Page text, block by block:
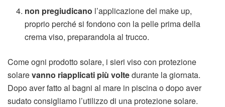
non pregiudicano l’applicazione del make up,
proprio perché si fondono con la pelle prima della
crema viso, preparandola al trucco.
Come ogni prodotto solare, i sieri viso con protezione
solarevanno riapplicati più voltedurante la giornata.
Dopo aver fatto al bagni al mare in piscina o dopo aver
sudato consigliamo l’utilizzo di una protezione solare.